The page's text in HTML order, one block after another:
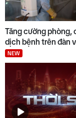
Tăng cường phòng,
dịch bệnh trên đàn
NEW